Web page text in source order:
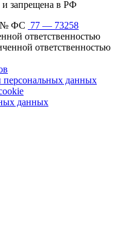
и запрещена в РФ
№ ФС 77 — 73258
ответственностью
ответственностью
данных
данных